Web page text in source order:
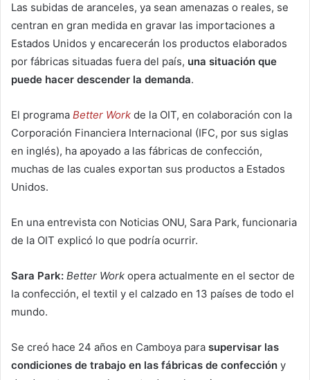
Las subidas de aranceles, ya sean amenazas o reales, se
centran en gran medida en gravar las importaciones a
Estados Unidos y encarecerán los productos elaborados
por fábricas situadas fuera del país, una situación que
puede hacer descender la demanda.
El programa Better Work de la OIT, en colaboración con la
Corporación Financiera Internacional (IFC, por sus siglas
en inglés), ha apoyado a las fábricas de confección,
muchas de las cuales exportan sus productos a Estados
Unidos.
En una entrevista con Noticias ONU, Sara Park, funcionaria
de la OIT explicó lo que podría ocurrir.
Sara Park: Better Work opera actualmente en el sector de
la confección, el textil y el calzado en 13 países de todo el
mundo.
Se creó hace 24 años en Camboya para supervisar las
condiciones de trabajo en las fábricas de confección y